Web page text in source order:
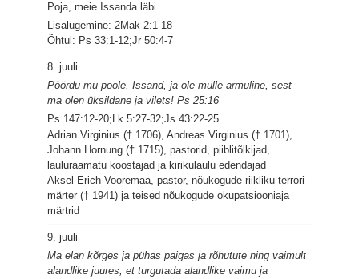
Poja, meie Issanda läbi.
Lisalugemine: 2Mak 2:1-18
Õhtul: Ps 33:1-12;Jr 50:4-7
8. juuli
Pöördu mu poole, Issand, ja ole mulle armuline, sest
ma olen üksildane ja vilets! Ps 25:16
Ps 147:12-20;Lk 5:27-32;Js 43:22-25
Adrian Virginius († 1706), Andreas Virginius († 1701),
Johann Hornung († 1715), pastorid, piiblitõlkijad,
lauluraamatu koostajad ja kirikulaulu edendajad
Aksel Erich Vooremaa, pastor, nõukogude riikliku terrori
märter († 1941) ja teised nõukogude okupatsiooniaja
märtrid
9. juuli
Ma elan kõrges ja pühas paigas ja rõhutute ning vaimult
alandlike juures, et turgutada alandlike vaimu ja